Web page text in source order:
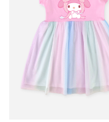
mua sắm, bé sử
hoặc cần hỗ trợ mẹ
+ Giao COD toàn
+ Tư vấn nhiệt tình,
gặp vấn đề về sản